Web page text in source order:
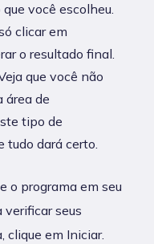
você escolheu.
clicar em
o resultado final.
que você não
área de
tipo de
tudo dará certo.
o programa em seu
verificar seus
clique em Iniciar.